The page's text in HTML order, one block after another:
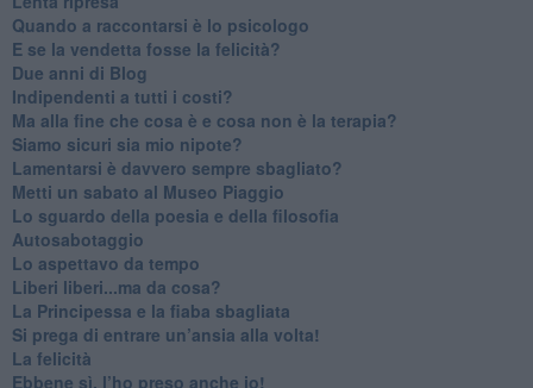
​Quando a raccontarsi è lo psicologo
​E se la vendetta fosse la felicità?
​Due anni di Blog
​Indipendenti a tutti i costi?
​Ma alla fine che cosa è e cosa non è la terapia?
​Siamo sicuri sia mio nipote?
​Lamentarsi è davvero sempre sbagliato?
​Metti un sabato al Museo Piaggio
​Lo sguardo della poesia e della filosofia
Autosabotaggio
​Lo aspettavo da tempo
​Liberi liberi...ma da cosa?
​La Principessa e la fiaba sbagliata
Si prega di entrare un’ansia alla volta!
​La felicità
​Ebbene sì, l’ho preso anche io!